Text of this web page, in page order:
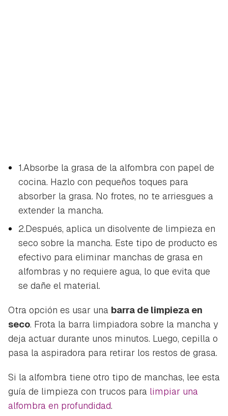
1.Absorbe la grasa de la alfombra con papel de
cocina. Hazlo con pequeños toques para
absorber la grasa. No frotes, no te arriesgues a
extender la mancha.
2.Después, aplica un disolvente de limpieza en
seco sobre la mancha. Este tipo de producto es
efectivo para eliminar manchas de grasa en
alfombras y no requiere agua, lo que evita que
se dañe el material.
Otra opción es usar una barra de limpieza en
seco. Frota la barra limpiadora sobre la mancha y
deja actuar durante unos minutos. Luego, cepilla o
pasa la aspiradora para retirar los restos de grasa.
Si la alfombra tiene otro tipo de manchas, lee esta
guía de limpieza con trucos para limpiar una
alfombra en profundidad.